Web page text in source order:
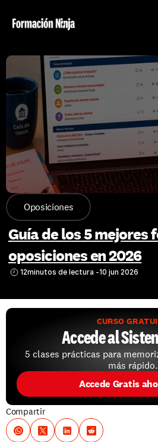
Oposiciones
Guía de los 5 mejores
oposiciones en 2026
12minutos de lectura -10 jun 2026
CURSO
Accede al
5 clases prácticas para
más rápido.
Accede Gratis
Compartir